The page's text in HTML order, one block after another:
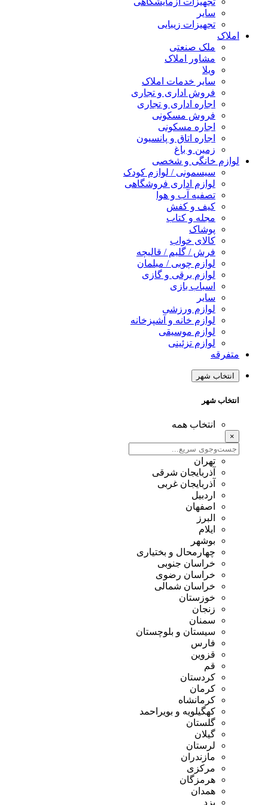
سایر
تجهیزات زیبایی
املاک
ملک صنعتی
مشاور املاک
ویلا
سایر خدمات املاک
فروش اداری و تجاری
اجاره اداری و تجاری
فروش مسکونی
اجاره مسکونی
اجاره اتاق و پانسیون
زمین و باغ
لوازم خانگی و شخصی
سیسمونی / لوازم کودک
لوازم اداری فروشگاهی
تصفیه آب و هوا
کیف و کفش
مجله و کتاب
پوشاک
کالای خواب
فرش / گلیم / قالیچه
لوازم چوبی / مبلمان
لوازم برقی و گازی
اسباب بازی
سایر
لوازم ورزشی
لوازم خانه و آشپزخانه
لوازم موسیقی
لوازم تزئینی
متفرقه
انتخاب شهر
انتخاب شهر
انتخاب همه
تهران
آذربایجان شرقی
آذربایجان غربی
اردبیل
اصفهان
البرز
ایلام
بوشهر
چهارمحال و بختیاری
خراسان جنوبی
خراسان رضوی
خراسان شمالی
خوزستان
زنجان
سمنان
سیستان و بلوچستان
فارس
قزوین
قم
کردستان
کرمان
کرمانشاه
کهگیلویه و بویراحمد
گلستان
گیلان
لرستان
مازندران
مرکزی
هرمزگان
همدان
یزد